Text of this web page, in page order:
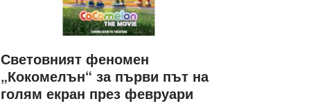
Световният феномен
„Кокомелън“ за първи път на
голям екран през февруари